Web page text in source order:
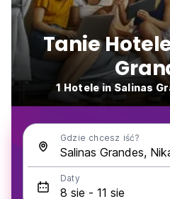
Tanie
1 Hotele in Salinas
Gdzie chcesz iść?
Daty